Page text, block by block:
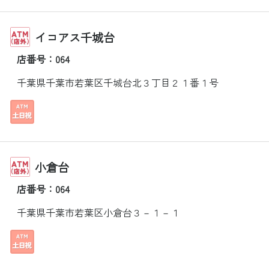
イコアス千城台
店番号：064
千葉県千葉市若葉区千城台北３丁目２１番１号
小倉台
店番号：064
千葉県千葉市若葉区小倉台３－１－１